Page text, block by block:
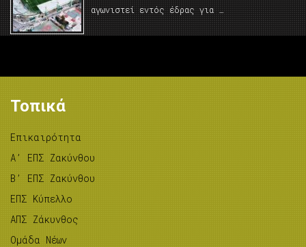
αγωνιστεί εντός έδρας για …
Τοπικά
Επικαιρότητα
A’ ΕΠΣ Ζακύνθου
B’ ΕΠΣ Ζακύνθου
ΕΠΣ Κύπελλο
ΑΠΣ Ζάκυνθος
Ομάδα Νέων